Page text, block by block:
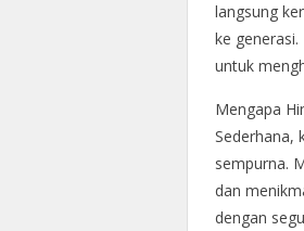
langsung
ke
untuk
Mengapa
Sederhana,
sempurna.
dan
dengan